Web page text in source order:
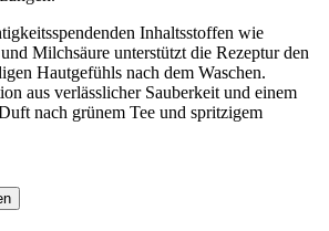
Inhaltsstoffen wie
Milchsäure unterstützt die Rezeptur den
Hautgefühls nach dem Waschen.
aus verlässlicher Sauberkeit und einem
nach grünem Tee und spritzigem